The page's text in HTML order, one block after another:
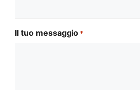
Il tuo messaggio *